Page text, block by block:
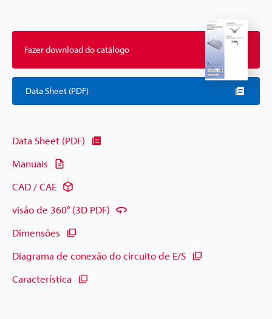
Fazer download do catálogo
Data Sheet (PDF)
Data Sheet (PDF)
Manuais
CAD / CAE
visão de 360° (3D PDF)
Dimensões
Diagrama de conexão do circuito de E/S
Característica